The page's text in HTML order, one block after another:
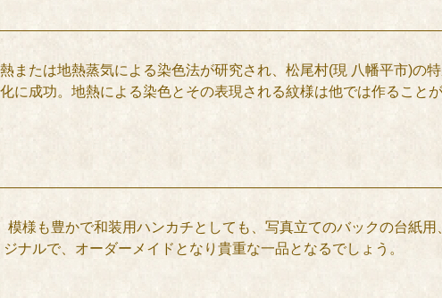
たは地熱蒸気による染色法が研究され、松尾村(現 八幡平市)の
に成功。地熱による染色とその表現される紋様は他では作ること
様も豊かで和装用ハンカチとしても、写真立てのバックの台紙
ナルで、オーダーメイドとなり貴重な一品となるでしょう。